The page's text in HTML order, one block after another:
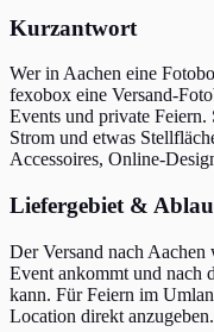
Kurzantwort
Wer in Aachen eine
fexobox eine Versand-
Events und private
Strom und etwas
Accessoires, Online-
Liefergebiet &
Der Versand nach
Event ankommt und nach
kann. Für Feiern im
Location direkt anzugeben.